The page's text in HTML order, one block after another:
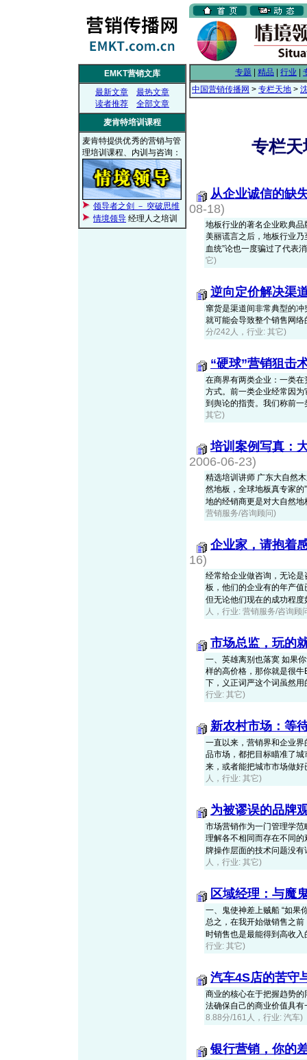
EMKT营销文库
最新文章
最热文章
读者推荐
全部文章
麦肯特培训课程
麦肯特提供优秀的营销与管
理培训课程、内训与咨询：
领导者之剑 － 突破思维
情境领导 经理人之培训
专题 精品 行业
中国营销传播网 > 专栏天地 >
专栏
从企业诚信的缺
08-18)
地板行业的著名企业欧典
美丽谎言之后，地板行业
血统”论也一度骗过了代表
它)
逆向定价解决渠
窜货是渠道间非常典型的
就可能会导致整个销售网
分/242人，行业: 其它)
“硬球”营销狙击
在商界有两类企业：一类
方式。前一类企业经常因
到舆论的指责。我们称前
其它)
培训案例写真：
2006-06-23)
精选培训讲师 广东大自然
然地板，全球地板真专家
地的经销商更是对大自然
营销服务/咨询顾问)
企业家，请抱着
16)
经常给企业做咨询，无论
板，他们的企业有的年产
但无论他们现在的成功程
人，行业: 营销服务/咨询顾
市场总监，玩的
一、英雄离别也落寞 如果
样的高价格，那你就是很
下，义正词严这个词虽然
行业: 其它)
新农村市场：等
一直以来，营销界和企业
品市场，都把目标瞄准了
来，或者能把城市市场做
人，行业: 其它)
为被谬误的品牌
市场营销作为一门管理学
理解各不相同而存在不同
牌操作层面的技术问题没
人，行业: 其它)
区域经理：与魔
一、鬼使神差上贼船 “如果
总之，在我开始做销售之
时销售也是最能得到高收
行业: 其它)
汽车4S店的苦守
商业的核心在于把握趋势
法确保自己的商业价值具
8.88分/161人，行业: 汽车)
银行营销，你的